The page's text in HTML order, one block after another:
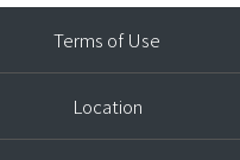
Terms of Use
Location